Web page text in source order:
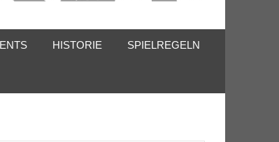
HISTORIE SPIELREGELN